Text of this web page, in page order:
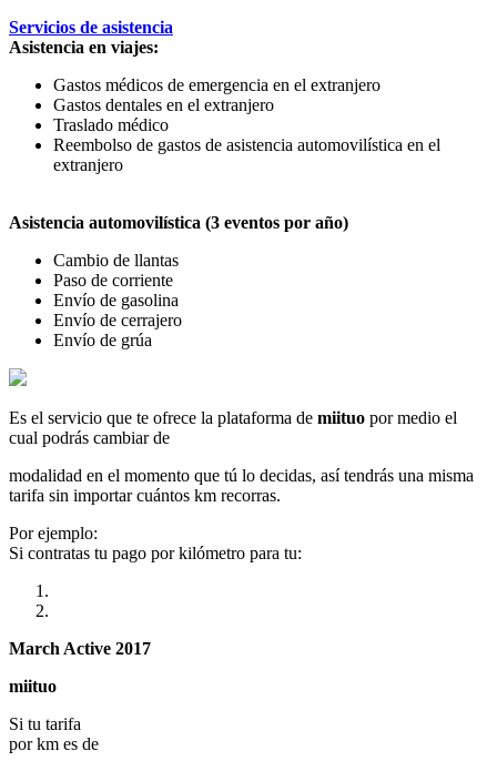
Servicios de asistencia
Asistencia en viajes:
Gastos médicos de emergencia en el extranjero
Gastos dentales en el extranjero
Traslado médico
Reembolso de gastos de asistencia automovilística en el
extranjero
Asistencia automovilística (3 eventos por año)
Cambio de llantas
Paso de corriente
Envío de gasolina
Envío de cerrajero
Envío de grúa
Es el servicio que te ofrece la plataforma de miituo por medio el
cual podrás cambiar de
modalidad en el momento que tú lo decidas, así tendrás una misma
tarifa sin importar cuántos km recorras.
Por ejemplo:
Si contratas tu pago por kilómetro para tu:
March Active 2017
miituo
Si tu tarifa
por km es de